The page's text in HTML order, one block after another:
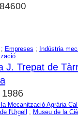
; Empreses ; Indústria
J. Trepat de
Mecanització Agrària
l'Urgell ; Museu de la